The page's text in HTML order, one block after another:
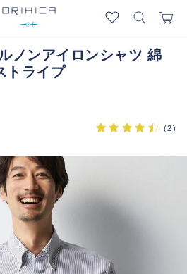
ノンアイロンシャツ 綿
トライプ
(2)